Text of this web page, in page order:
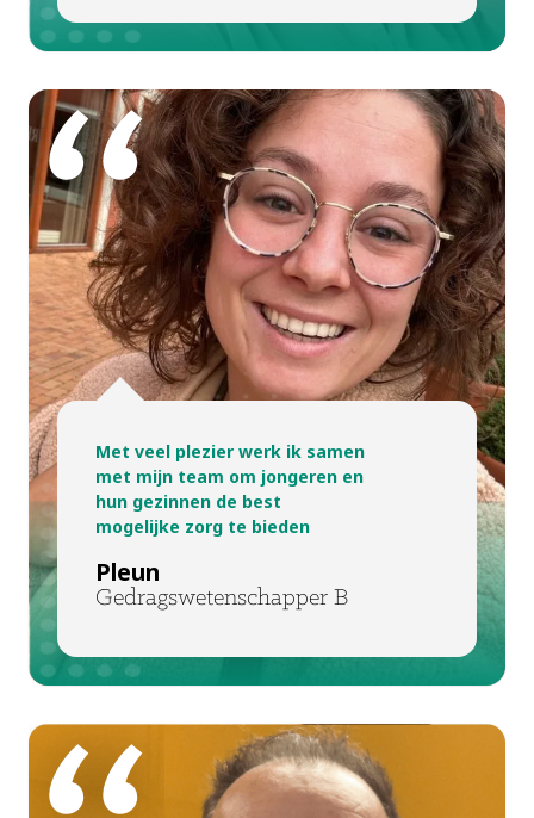
Met veel plezier werk ik samen
met mijn team om jongeren en
hun gezinnen de best
mogelijke zorg te bieden
Pleun
Gedragswetenschapper B